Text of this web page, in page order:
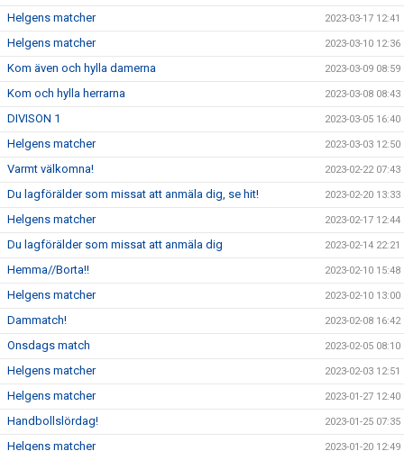
Helgens matcher 2023-03-17 12:41
Helgens matcher 2023-03-10 12:36
Kom även och hylla damerna 2023-03-09 08:59
Kom och hylla herrarna 2023-03-08 08:43
DIVISON 1 2023-03-05 16:40
Helgens matcher 2023-03-03 12:50
Varmt välkomna! 2023-02-22 07:43
Du lagförälder som missat att anmäla dig, se hit! 2023-02-20 13:33
Helgens matcher 2023-02-17 12:44
Du lagförälder som missat att anmäla dig 2023-02-14 22:21
Hemma//Borta!! 2023-02-10 15:48
Helgens matcher 2023-02-10 13:00
Dammatch! 2023-02-08 16:42
Onsdags match 2023-02-05 08:10
Helgens matcher 2023-02-03 12:51
Helgens matcher 2023-01-27 12:40
Handbollslördag! 2023-01-25 07:35
Helgens matcher 2023-01-20 12:49